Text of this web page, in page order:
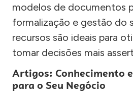
modelos de documentos
formalização e gestão do
recursos são ideais para
tomar decisões mais
Artigos: Conhecimento
para o Seu Negócio